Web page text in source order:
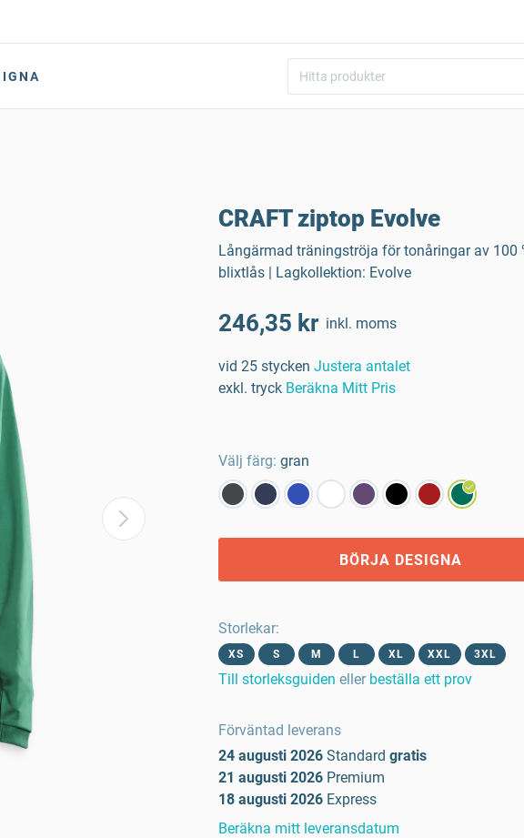
CRAFT ziptop Evolve
Långärmad träningströja för tonåringar av 100
blixtlås | Lagkollektion: Evolve
246,35 kr inkl. moms
vid 25 stycken Justera antalet
exkl. tryck Beräkna Mitt Pris
Välj färg: gran
BÖRJA DESIGNA
Storlekar:
XS S M L XL XXL 3XL
Till storleksguiden eller beställa ett prov
Förväntad leverans
24 augusti 2026 Standard gratis
21 augusti 2026 Premium
18 augusti 2026 Express
Beräkna mitt leveransdatum